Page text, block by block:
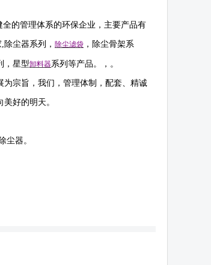
的管理体系的环保企业，主要产品有
, 除尘器系列， 除尘滤袋 ，除尘骨架系
，星型卸料器系列等产品。，。
宗旨，我们，管理体制，配套、精诚
好的明天。
尘器。